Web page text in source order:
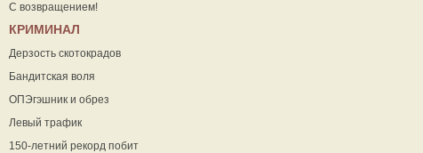
С возвращением!
КРИМИНАЛ
Дерзость скотокрадов
Бандитская воля
ОПЭгэшник и обрез
Левый трафик
150-летний рекорд побит